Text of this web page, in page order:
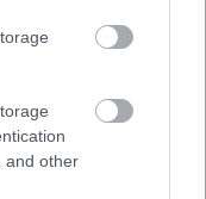
and other
που παίζει στο
που εμπιστεύτηκε